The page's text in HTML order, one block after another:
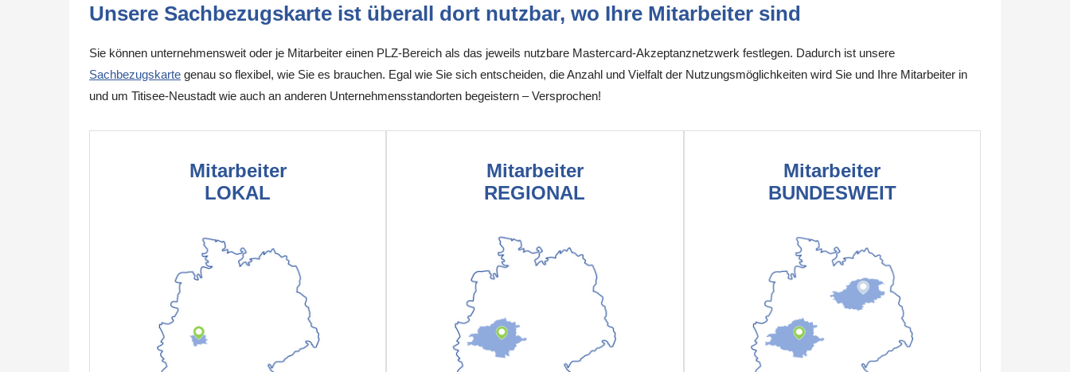
Unsere Sachbezugskarte ist überall dort nutzbar, wo Ihre Mitarbeiter sind
Sie können unternehmensweit oder je Mitarbeiter einen PLZ-Bereich als das jeweils nutzbare Mastercard-Akzeptanznetzwerk festlegen. Dadurch ist unsere
Sachbezugskarte genau so flexibel, wie Sie es brauchen. Egal wie Sie sich entscheiden, die Anzahl und Vielfalt der Nutzungsmöglichkeiten wird Sie und Ihre Mitarbeiter in
und um Titisee-Neustadt wie auch an anderen Unternehmensstandorten begeistern – Versprochen!
Mitarbeiter
LOKAL
Mitarbeiter
REGIONAL
Mitarbeiter
BUNDESWEIT